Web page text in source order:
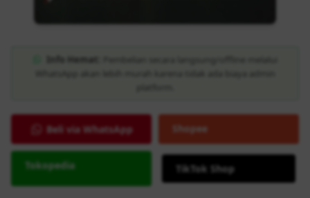
Info Hemat:
Beli via WhatsApp Shopee
Tokopedia TikTok Shop